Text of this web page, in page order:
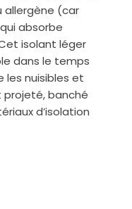
allergène (car
absorbe
isolant léger
dans le temps
les nuisibles et
projeté, banché
d’isolation